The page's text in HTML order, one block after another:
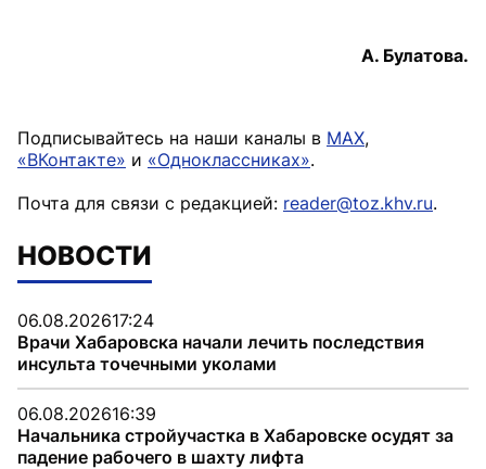
А. Булатова.
Подписывайтесь на наши каналы в MAX,
«ВКонтакте» и «Одноклассниках».
Почта для связи с редакцией: reader@toz.khv.ru.
НОВОСТИ
06.08.202617:24
Врачи Хабаровска начали лечить последствия
инсульта точечными уколами
06.08.202616:39
Начальника стройучастка в Хабаровске осудят за
падение рабочего в шахту лифта